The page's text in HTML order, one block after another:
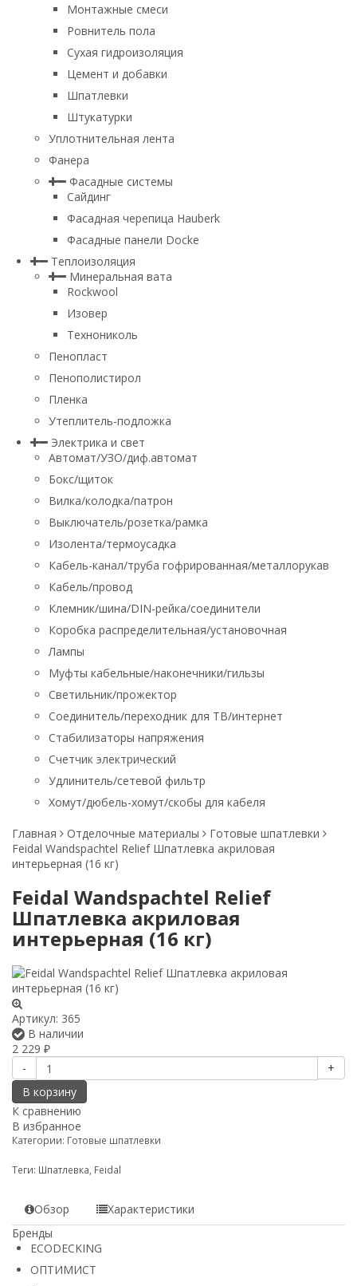
Монтажные смеси
Ровнитель пола
Сухая гидроизоляция
Цемент и добавки
Шпатлевки
Штукатурки
Уплотнительная лента
Фанера
Фасадные системы
Сайдинг
Фасадная черепица Hauberk
Фасадные панели Docke
Теплоизоляция
Минеральная вата
Rockwool
Изовер
Технониколь
Пенопласт
Пенополистирол
Пленка
Утеплитель-подложка
Электрика и свет
Автомат/УЗО/диф.автомат
Бокс/щиток
Вилка/колодка/патрон
Выключатель/розетка/рамка
Изолента/термоусадка
Кабель-канал/труба гофрированная/металлорукав
Кабель/провод
Клемник/шина/DIN-рейка/соединители
Коробка распределительная/установочная
Лампы
Муфты кабельные/наконечники/гильзы
Светильник/прожектор
Соединитель/переходник для ТВ/интернет
Стабилизаторы напряжения
Счетчик электрический
Удлинитель/сетевой фильтр
Хомут/дюбель-хомут/скобы для кабеля
Главная Отделочные материалы
Готовые шпатлевки
Feidal Wandspachtel Relief Шпатлевка акриловая
интерьерная (16 кг)
Feidal Wandspachtel Relief
Шпатлевка акриловая
интерьерная (16 кг)
Артикул: 365
В наличии
2 229 ₽
-
+
В корзину
К сравнению
В избранное
Категории: Готовые шпатлевки
Теги: Шпатлевка Feidal
Обзор
Характеристики
Бренды
ECODECKING
ОПТИМИСТ